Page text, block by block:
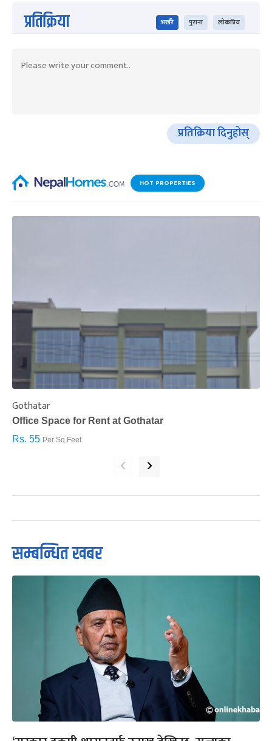
प्रतिक्रिया भर्खरै पुराना लोकप्रिय
प्रतिक्रिया दिनुहोस्
HOT PROPERTIES
Gothatar
Office Space for Rent at Gothatar
Rs. 55 Per Sq.Feet
‹ ›
सम्बन्धित खबर